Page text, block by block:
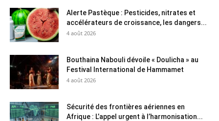
Alerte Pastèque : Pesticides, nitrates et
accélérateurs de croissance, les dangers...
4 août 2026
Bouthaina Nabouli dévoile « Doulicha » au
Festival International de Hammamet
4 août 2026
Sécurité des frontières aériennes en
Afrique : L’appel urgent à l’harmonisation...